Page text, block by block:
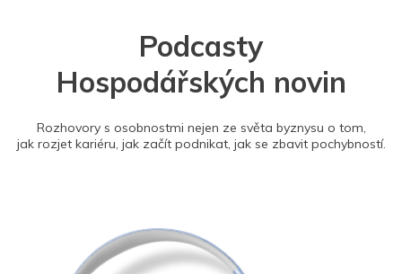
Podcasty
Hospodářských novin
Rozhovory s osobnostmi nejen ze světa byznysu o tom,
jak rozjet kariéru, jak začít podnikat, jak se zbavit pochybností.